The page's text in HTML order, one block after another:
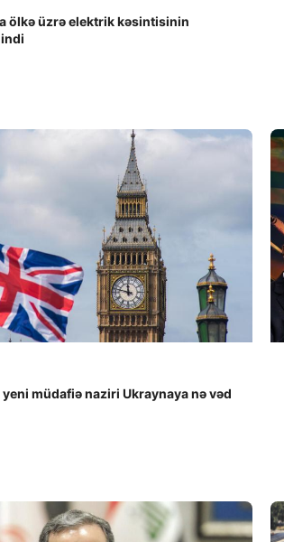
ölkə üzrə elektrik kəsintisinin
yeni müdafiə naziri Ukraynaya nə vəd